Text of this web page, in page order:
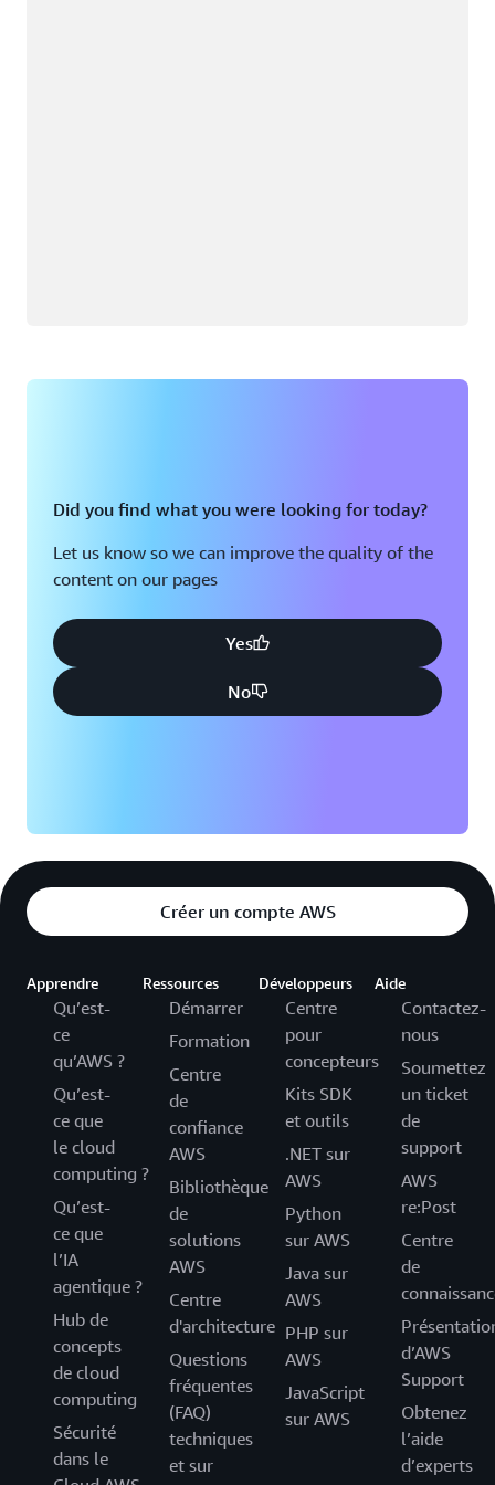
Did you find what you were looking for today?
Let us know so we can improve the quality of the
content on our pages
Yes
No
Créer un compte AWS
Apprendre
Qu’est-
ce
qu’AWS ?
Qu’est-
ce que
le cloud
computing ?
Qu’est-
ce que
l’IA
agentique ?
Hub de
concepts
de cloud
computing
Sécurité
dans le
Ressources
Démarrer
Formation
Centre
de
confiance
AWS
Bibliothèque
de
solutions
AWS
Centre
d'architecture
Questions
fréquentes
(FAQ)
techniques
et sur
Développeurs
Centre
pour
concepteurs
Kits SDK
et outils
.NET sur
AWS
Python
sur AWS
Java sur
AWS
PHP sur
AWS
JavaScript
sur AWS
Aide
Contactez-
nous
Soumettez
un ticket
de
support
AWS
re:Post
Centre
de
d’AWS
Support
Obtenez
l’aide
d’experts